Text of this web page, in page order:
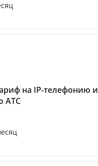
на IP-телефонию и
АТС